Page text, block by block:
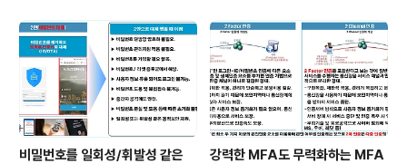
비밀번호를 일회성/휘발성 같은
강력한 MFA도 무력화하는 MFA